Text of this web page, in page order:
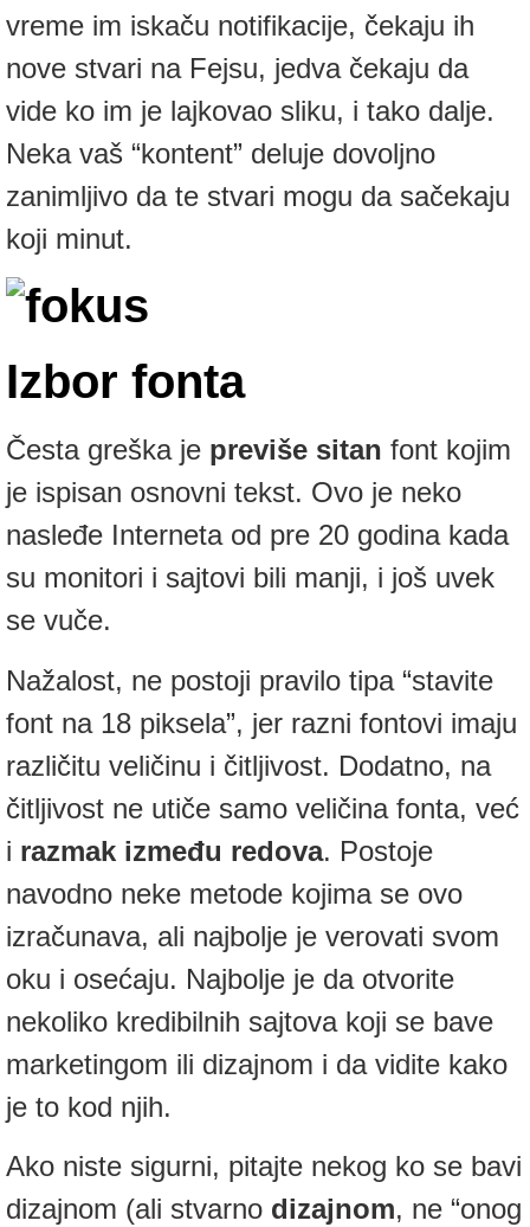
vreme im iskaču notifikacije, čekaju ih
nove stvari na Fejsu, jedva čekaju da
vide ko im je lajkovao sliku, i tako dalje.
Neka vaš “kontent” deluje dovoljno
zanimljivo da te stvari mogu da sačekaju
koji minut.
Izbor fonta
Česta greška je previše sitan font kojim
je ispisan osnovni tekst. Ovo je neko
nasleđe Interneta od pre 20 godina kada
su monitori i sajtovi bili manji, i još uvek
se vuče.
Nažalost, ne postoji pravilo tipa “stavite
font na 18 piksela”, jer razni fontovi imaju
različitu veličinu i čitljivost. Dodatno, na
čitljivost ne utiče samo veličina fonta, već
i razmak između redova. Postoje
navodno neke metode kojima se ovo
izračunava, ali najbolje je verovati svom
oku i osećaju. Najbolje je da otvorite
nekoliko kredibilnih sajtova koji se bave
marketingom ili dizajnom i da vidite kako
je to kod njih.
Ako niste sigurni, pitajte nekog ko se bavi
dizajnom (ali stvarno dizajnom, ne “onog